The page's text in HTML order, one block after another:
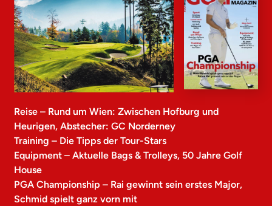
Reise – Rund um Wien: Zwischen Hofburg und
Heurigen, Abstecher: GC Norderney
Training – Die Tipps der Tour-Stars
Equipment – Aktuelle Bags & Trolleys, 50 Jahre Golf
House
PGA Championship – Rai gewinnt sein erstes Major,
Schmid spielt ganz vorn mit